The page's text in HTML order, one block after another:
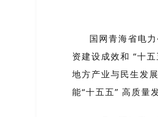
国网青海省电
资建设成效和 “十五
地方产业与民生发
能“十五五” 高质量